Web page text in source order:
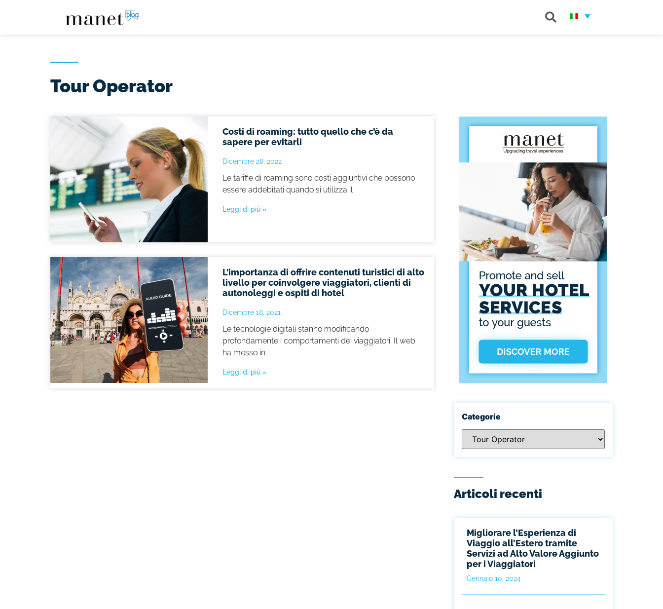
Tour Operator
Costi di roaming: tutto quello che c’è da
sapere per evitarli
Dicembre 28, 2022
Le tariffe di roaming sono costi aggiuntivi che possono
essere addebitati quando si utilizza il
Leggi di più »
L’importanza di offrire contenuti turistici di alto
livello per coinvolgere viaggiatori, clienti di
autonoleggi e ospiti di hotel
Dicembre 18, 2021
Le tecnologie digitali stanno modificando
profondamente i comportamenti dei viaggiatori. Il web
ha messo in
Leggi di più »
Categorie
Articoli recenti
Migliorare l’Esperienza di
Viaggio all’Estero tramite
Servizi ad Alto Valore Aggiunto
per i Viaggiatori
Gennaio 10, 2024